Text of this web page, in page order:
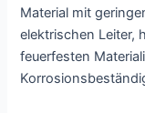
Material mit
elektrischen Leiter,
feuerfesten